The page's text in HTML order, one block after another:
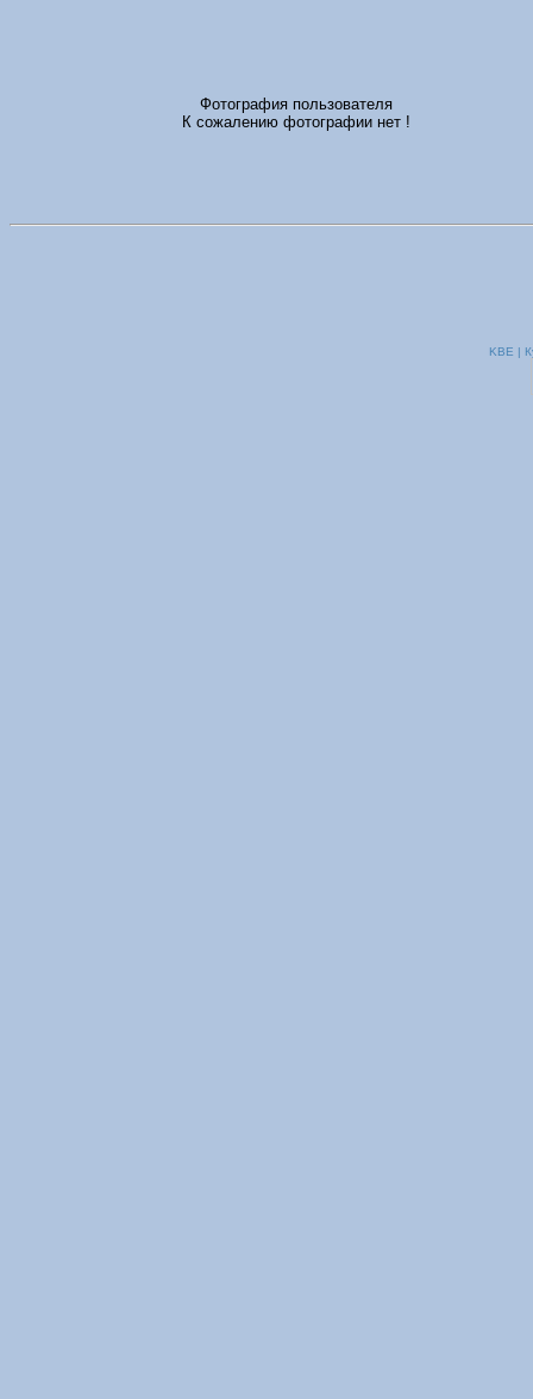
Фотография пользователя
К сожалению фотографии нет !
KBE |